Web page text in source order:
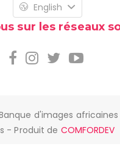
English
sur les réseaux
d'images africaines
- Produit de COMFORDEV